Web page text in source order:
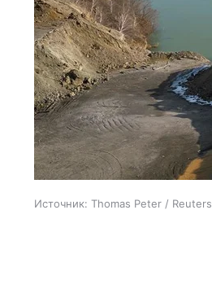
Источник: Thomas Peter / Reuters